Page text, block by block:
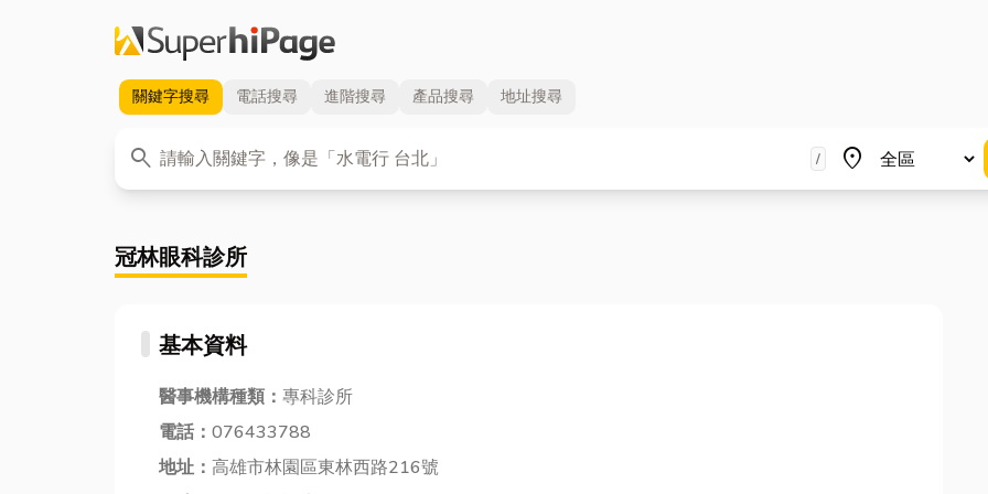
關鍵字搜尋 電話搜尋 進階搜尋 產品搜尋 地址搜尋
search
關鍵字 / place
地區
冠林眼科診所
基本資料
醫事機構種類： 專科診所
電話： 076433788
地址： 高雄市林園區東林西路216號